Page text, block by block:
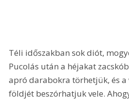
Téli időszakban sok diót,
Pucolás után a héjakat
apró darabokra törhetjük, és a
földjét beszórhatjuk vele.